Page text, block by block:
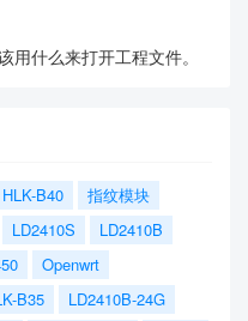
用什么来打开工程文件。
HLK-B40
指纹模块
LD2410S
LD2410B
Openwrt
B35
LD2410B-24G